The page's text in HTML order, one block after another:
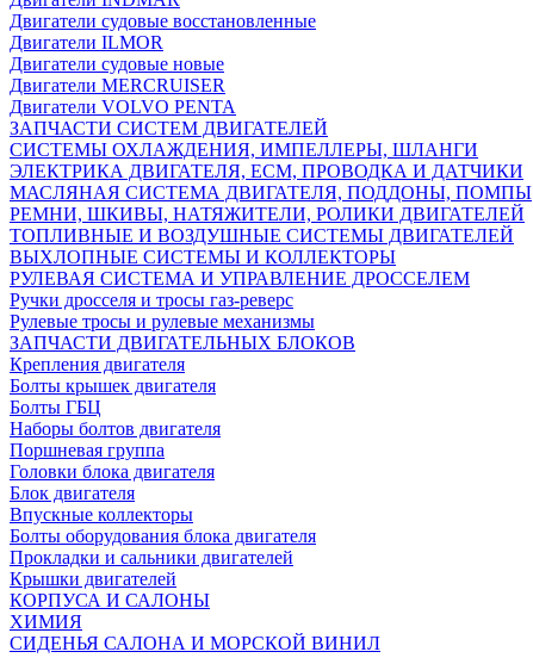
Двигатели судовые восстановленные
Двигатели ILMOR
Двигатели судовые новые
Двигатели MERCRUISER
Двигатели VOLVO PENTA
ЗАПЧАСТИ СИСТЕМ ДВИГАТЕЛЕЙ
СИСТЕМЫ ОХЛАЖДЕНИЯ, ИМПЕЛЛЕРЫ, ШЛАНГИ
ЭЛЕКТРИКА ДВИГАТЕЛЯ, ECM, ПРОВОДКА И ДАТЧИКИ
МАСЛЯНАЯ СИСТЕМА ДВИГАТЕЛЯ, ПОДДОНЫ, ПОМПЫ
РЕМНИ, ШКИВЫ, НАТЯЖИТЕЛИ, РОЛИКИ ДВИГАТЕЛЕЙ
ТОПЛИВНЫЕ И ВОЗДУШНЫЕ СИСТЕМЫ ДВИГАТЕЛЕЙ
ВЫХЛОПНЫЕ СИСТЕМЫ И КОЛЛЕКТОРЫ
РУЛЕВАЯ СИСТЕМА И УПРАВЛЕНИЕ ДРОССЕЛЕМ
Ручки дросселя и тросы газ-реверс
Рулевые тросы и рулевые механизмы
ЗАПЧАСТИ ДВИГАТЕЛЬНЫХ БЛОКОВ
Крепления двигателя
Болты крышек двигателя
Болты ГБЦ
Наборы болтов двигателя
Поршневая группа
Головки блока двигателя
Блок двигателя
Впускные коллекторы
Болты оборудования блока двигателя
Прокладки и сальники двигателей
Крышки двигателей
КОРПУСА И САЛОНЫ
ХИМИЯ
СИДЕНЬЯ САЛОНА И МОРСКОЙ ВИНИЛ